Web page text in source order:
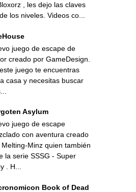
, les dejo las claves
los niveles. Videos co...
juego de escape de
creado por GameDesign.
juego te encuentras
casa y necesitas buscar
Asylum
juego de escape
con aventura creado
Melting-Minz quien también
la serie SSSG - Super
. H...
Book of Dead